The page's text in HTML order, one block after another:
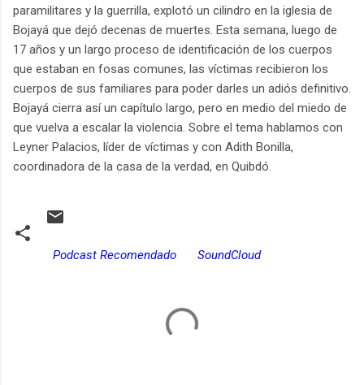
paramilitares y la guerrilla, explotó un cilindro en la iglesia de
Bojayá que dejó decenas de muertes. Esta semana, luego de
17 años y un largo proceso de identificación de los cuerpos
que estaban en fosas comunes, las víctimas recibieron los
cuerpos de sus familiares para poder darles un adiós definitivo.
Bojayá cierra así un capítulo largo, pero en medio del miedo de
que vuelva a escalar la violencia. Sobre el tema hablamos con
Leyner Palacios, líder de víctimas y con Adith Bonilla,
coordinadora de la casa de la verdad, en Quibdó.
Podcast Recomendado SoundCloud